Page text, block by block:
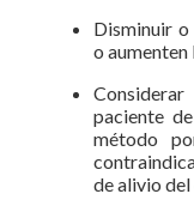
Disminuir
o aumenten
paciente
método
de alivio